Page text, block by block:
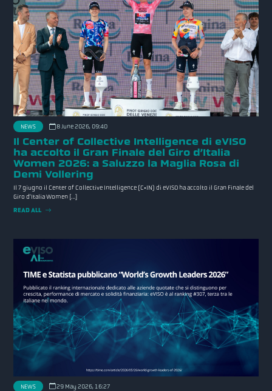
NEWS 8 June 2026, 09:40
Il Center of Collective Intelligence di eVISO
ha accolto il Gran Finale del Giro d’Italia
Women 2026: a Saluzzo la Maglia Rosa di
Demi Vollering
Il 7 giugno il Center of Collective Intelligence (C•IN) di eVISO ha accolto il Gran Finale del
Giro d’Italia Women […]
READ ALL
NEWS 29 May 2026, 16:27